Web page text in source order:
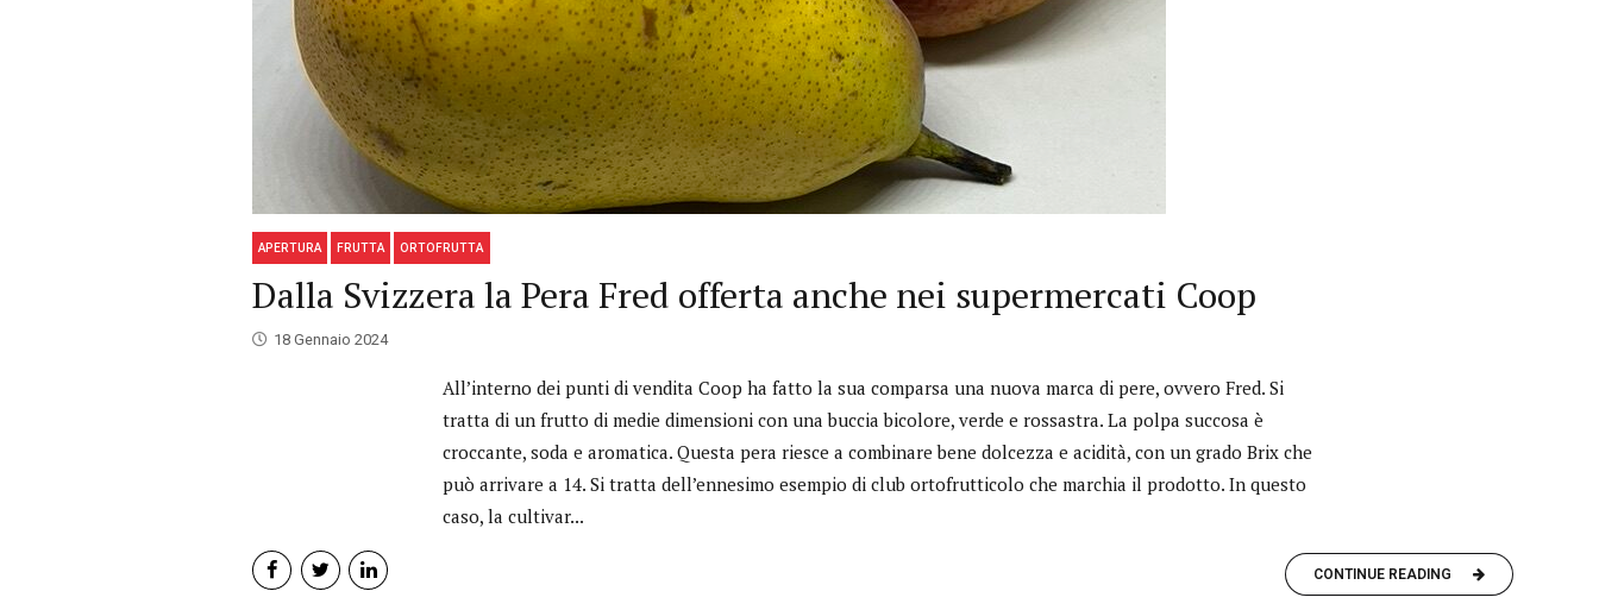
APERTURA FRUTTA ORTOFRUTTA
Dalla Svizzera la Pera Fred offerta anche nei supermercati Coop
18 Gennaio 2024
All’interno dei punti di vendita Coop ha fatto la sua comparsa una nuova marca di pere, ovvero Fred. Si
tratta di un frutto di medie dimensioni con una buccia bicolore, verde e rossastra. La polpa succosa è
croccante, soda e aromatica. Questa pera riesce a combinare bene dolcezza e acidità, con un grado Brix che
può arrivare a 14. Si tratta dell’ennesimo esempio di club ortofrutticolo che marchia il prodotto. In questo
caso, la cultivar...
CONTINUE READING